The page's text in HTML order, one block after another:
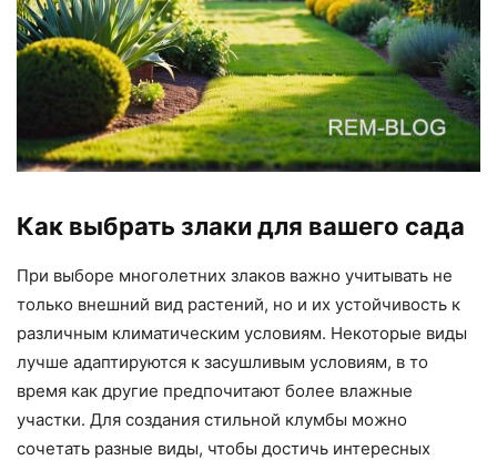
Как выбрать злаки для вашего сада
При выборе многолетних злаков важно учитывать не
только внешний вид растений, но и их устойчивость к
различным климатическим условиям. Некоторые виды
лучше адаптируются к засушливым условиям, в то
время как другие предпочитают более влажные
участки. Для создания стильной клумбы можно
сочетать разные виды, чтобы достичь интересных